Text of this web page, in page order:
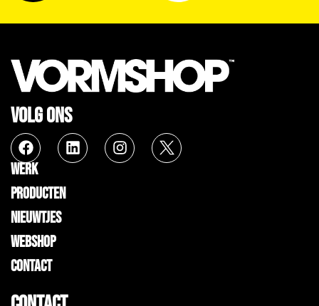
VOLG ONS
WERK
PRODUCTEN
NIEUWTJES
WEBSHOP
CONTACT